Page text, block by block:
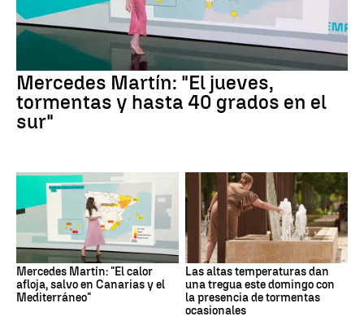
Mercedes Martín: "El jueves,
tormentas y hasta 40 grados en el
sur"
Mercedes Martín: "El calor
afloja, salvo en Canarias y el
Mediterráneo"
Las altas temperaturas dan
una tregua este domingo con
la presencia de tormentas
ocasionales